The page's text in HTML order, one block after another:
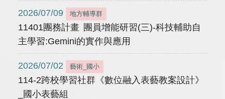
2026/07/09 地方輔導群
11401團務計畫 團員增能研習(三)-科技輔助自
主學習:Gemini的實作與應用
2026/07/02 藝術_國小
114-2跨校學習社群《數位融入表藝教案設計》
_國小表藝組